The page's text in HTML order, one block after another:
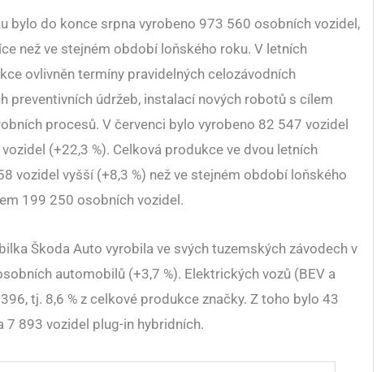
bylo do konce srpna vyrobeno 973 560 osobních vozidel,
než ve stejném období loňského roku. V letních
ovlivněn termíny pravidelných celozávodních
preventivních údržeb, instalací nových robotů s cílem
procesů. V červenci bylo vyrobeno 82 547 vozidel
(+22,3 %). Celková produkce ve dvou letních
vozidel vyšší (+8,3 %) než ve stejném období loňského
199 250 osobních vozidel.
Škoda Auto vyrobila ve svých tuzemských závodech v
automobilů (+3,7 %). Elektrických vozů (BEV a
tj. 8,6 % z celkové produkce značky. Z toho bylo 43
7 893 vozidel plug-in hybridních.